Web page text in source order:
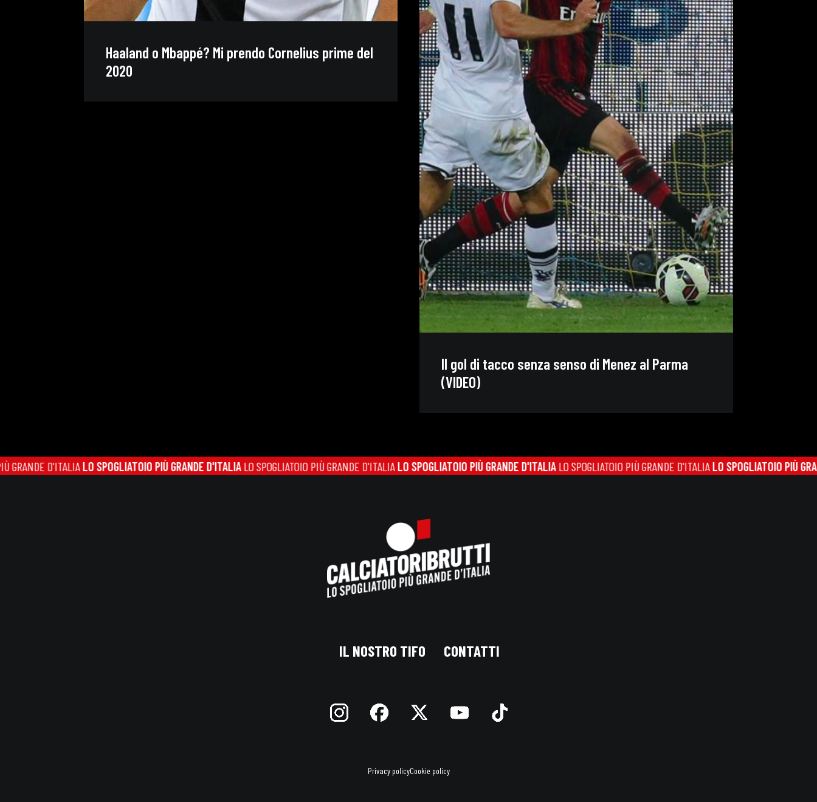
Haaland o Mbappé? Mi prendo Cornelius prime del
2020
Il gol di tacco senza senso di Menez al Parma
(VIDEO)
LO SPOGLIATOIO PIÙ GRANDE D'ITALIALO SPOGLIATOIO PIÙ GRANDE D'ITALIALO SPOGLIATOIO PIÙ GRANDE D'ITALIALO SPOGLIATOIO PIÙ GRANDE D'ITALIALO SPOGLIATOIO PIÙ GRANDE D'ITALIA
IL NOSTRO TIFO CONTATTI
Privacy policyCookie policy